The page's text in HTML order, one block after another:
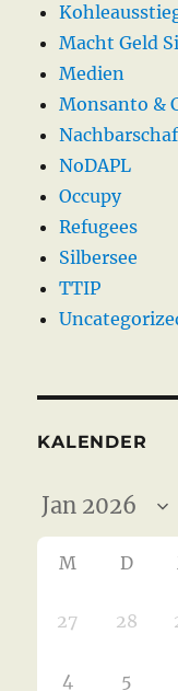
Macht Geld
Medien
Monsanto &
NoDAPL
Occupy
Refugees
Silbersee
TTIP
KALENDER
M D
27 28
4 5